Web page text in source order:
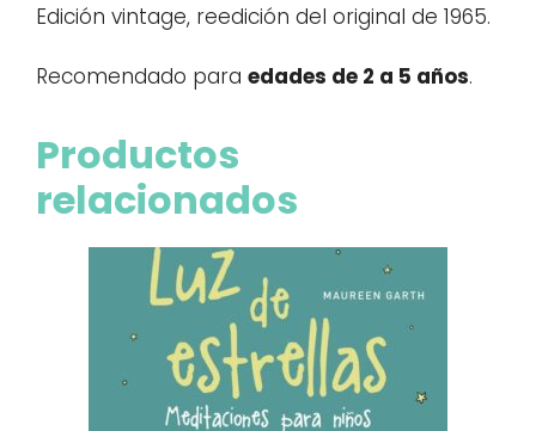
Edición vintage, reedición del original de 1965.
Recomendado para edades de 2 a 5 años.
Productos
relacionados